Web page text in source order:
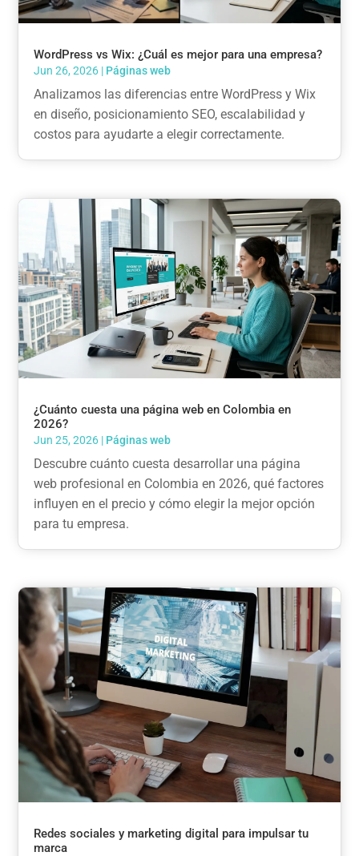
WordPress vs Wix: ¿Cuál es mejor para una empresa?
Jun 26, 2026 | Páginas web
Analizamos las diferencias entre WordPress y Wix
en diseño, posicionamiento SEO, escalabilidad y
costos para ayudarte a elegir correctamente.
¿Cuánto cuesta una página web en Colombia en
2026?
Jun 25, 2026 | Páginas web
Descubre cuánto cuesta desarrollar una página
web profesional en Colombia en 2026, qué factores
influyen en el precio y cómo elegir la mejor opción
para tu empresa.
Redes sociales y marketing digital para impulsar tu
marca